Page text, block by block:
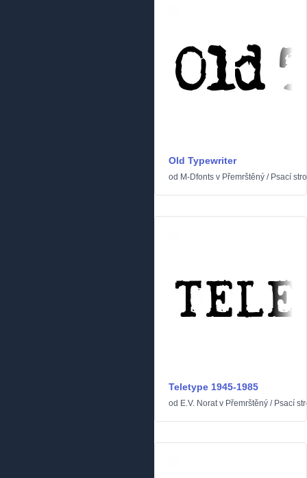
Old Typewriter
od M-Dfonts v Přemrštěný / Psací
Teletype 1945-1985
od E.V. Noratv Přemrštěný / Psací